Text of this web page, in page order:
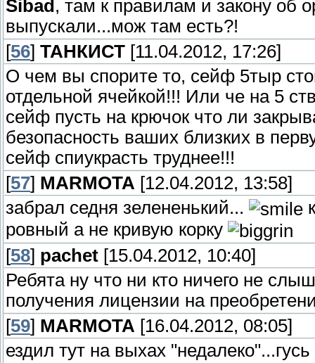
Sibad , там к правилам и закону об
выпускали...мож там есть?!
[56] ТАНКИСТ [11.04.2012, 17:26]
О чем вы спорите то, сейф 5тыр
отдельной ячейкой!!! Или че на 5
сейф пусть на крючок что ли
безопасность ваших близких в
сейф спиукрасть труднее!!!
[57] MARMOTA [12.04.2012, 13:58]
забрал седня зелененький...
ровный а не кривую корку
[58] pachet [15.04.2012, 10:40]
Ребята ну что ни кто ничего не
получения лицензии на
[59] MARMOTA [16.04.2012, 08:05]
ездил тут на выхах